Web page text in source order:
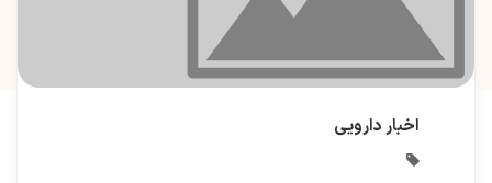
اخبار دارویی